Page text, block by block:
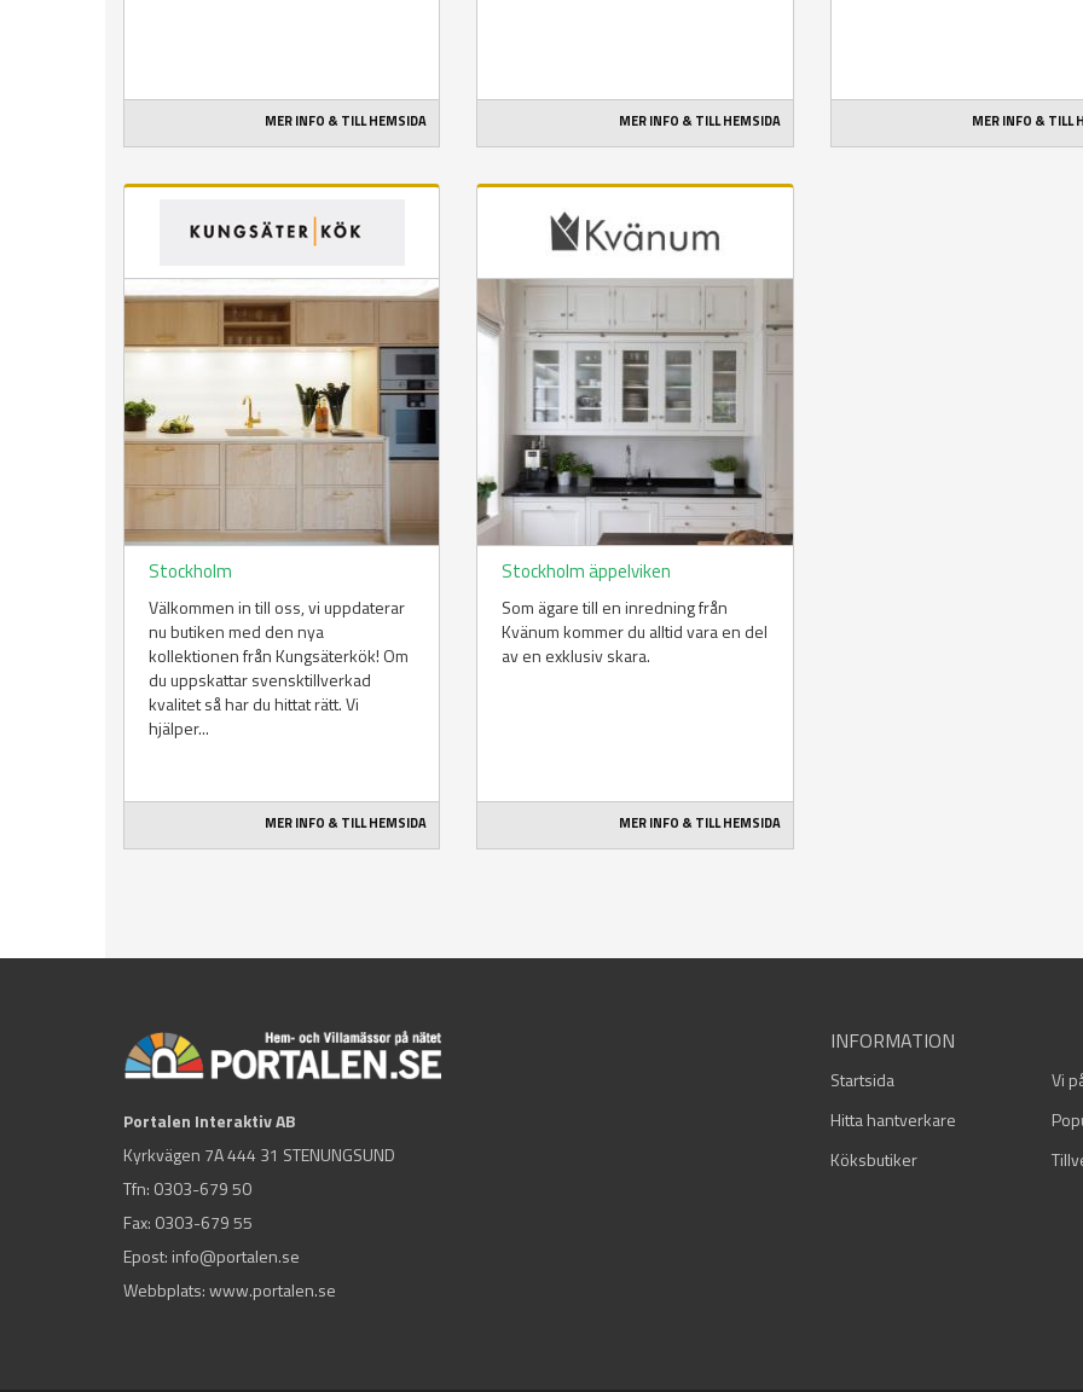
MER INFO & TILL HEMSIDA MER INFO & TILL HEMSIDA MER INFO & TILL
Stockholm
Välkommen in till oss, vi uppdaterar
nu butiken med den nya
kollektionen från Kungsäterkök! Om
du uppskattar svensktillverkad
kvalitet så har du hittat rätt. Vi
hjälper...
MER INFO & TILL HEMSIDA
Stockholm äppelviken
Som ägare till en inredning från
Kvänum kommer du alltid vara en del
av en exklusiv skara.
MER INFO & TILL HEMSIDA
Portalen Interaktiv AB
Kyrkvägen 7A 444 31 STENUNGSUND
Tfn: 0303-679 50
Fax: 0303-679 55
Epost: info@portalen.se
Webbplats: www.portalen.se
INFORMATION
Startsida Vi
Hitta hantverkare
Köksbutiker